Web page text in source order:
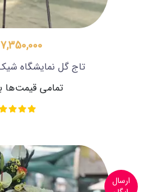
7,350,000 تومان
تاج گل نمایشگاه
تمامی قیمت‌ها
ارسال